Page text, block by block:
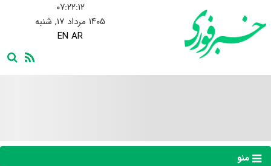
۰۷:۲۲:۱۳
۱۴۰۵ مرداد ۱۷, شنبه
EN AR
منو